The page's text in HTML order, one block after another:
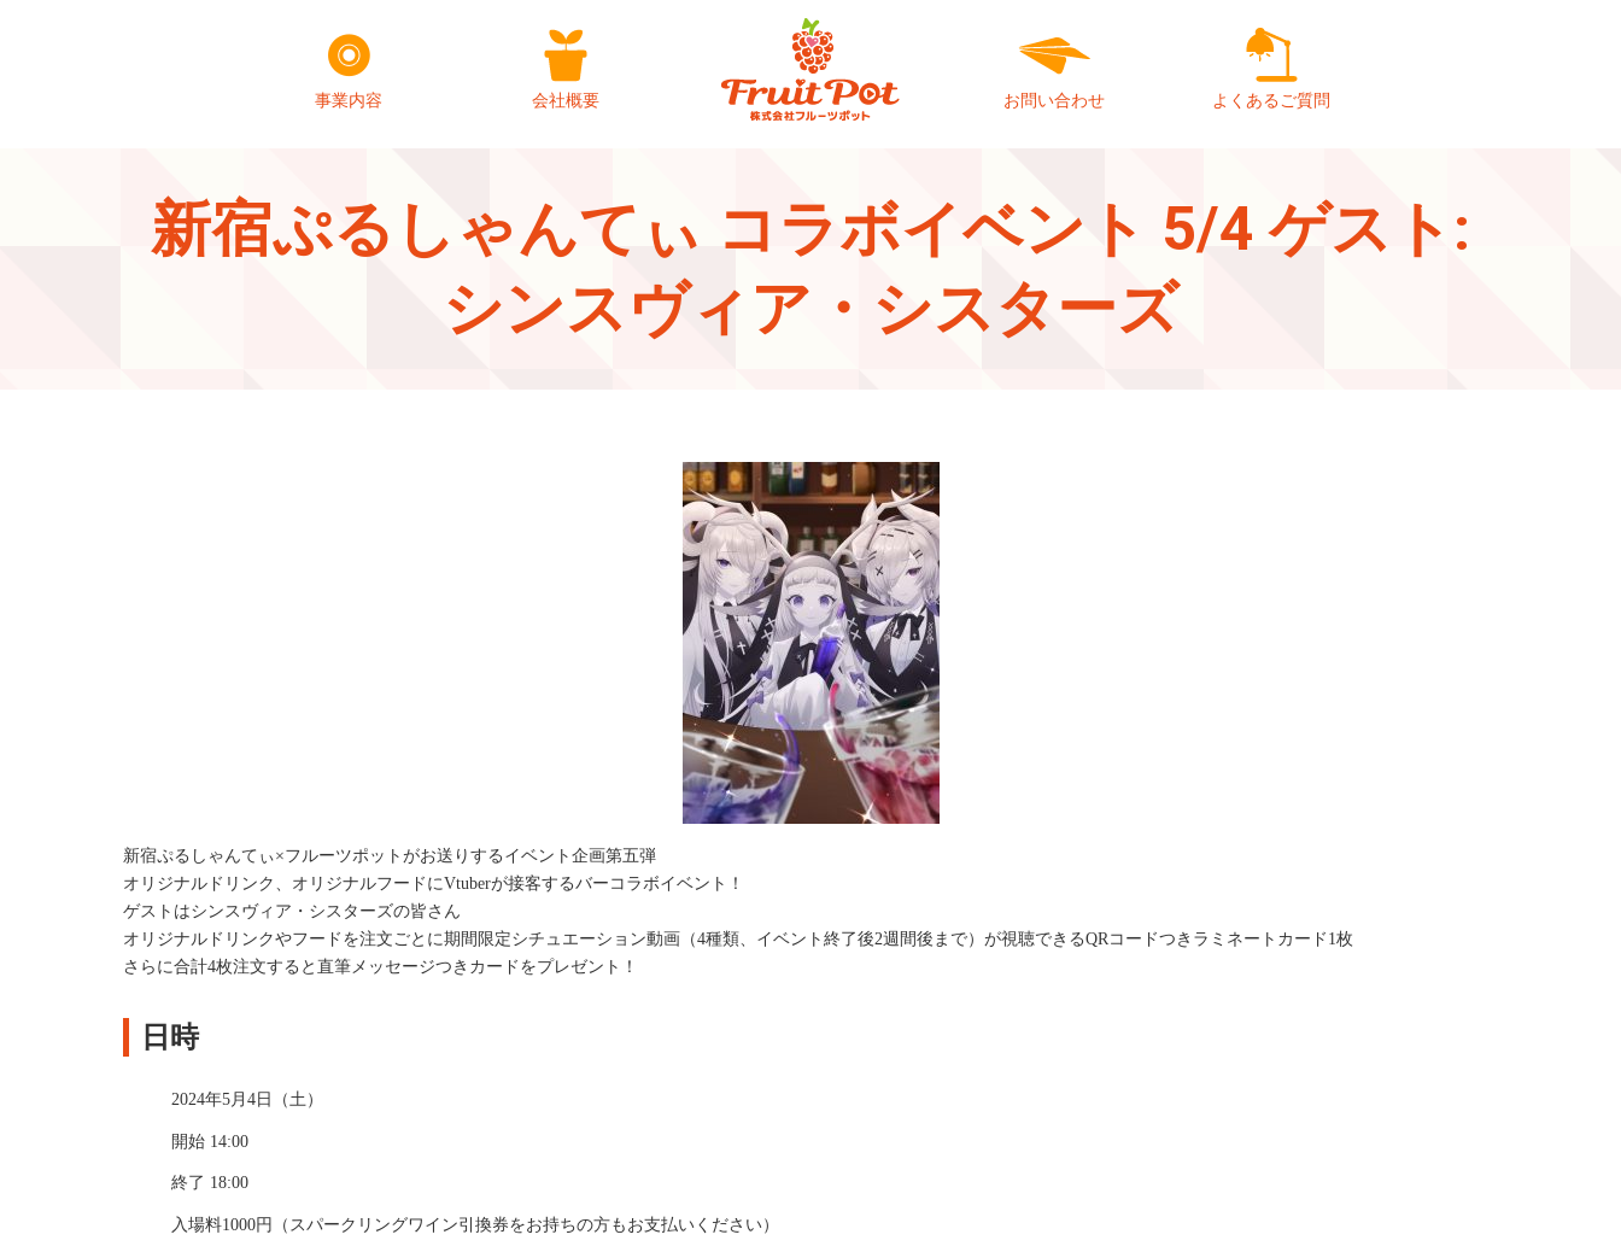
事業内容 会社概要 お問い合わせ よくあるご質問
新宿ぷるしゃんてぃ コラボイベント 5/4 ゲスト:
シンスヴィア・シスターズ
新宿ぷるしゃんてぃ×フルーツポットがお送りするイベント企画第五弾
オリジナルドリンク、オリジナルフードにVtuberが接客するバーコラボイベント！
ゲストはシンスヴィア・シスターズの皆さん
オリジナルドリンクやフードを注文ごとに期間限定シチュエーション動画（4種類、イベント終了後2週間後まで）が視聴できるQRコードつきラミネートカード1枚
さらに合計4枚注文すると直筆メッセージつきカードをプレゼント！
日時
2024年5月4日（土）
開始 14:00
終了 18:00
入場料1000円（スパークリングワイン引換券をお持ちの方もお支払いください）